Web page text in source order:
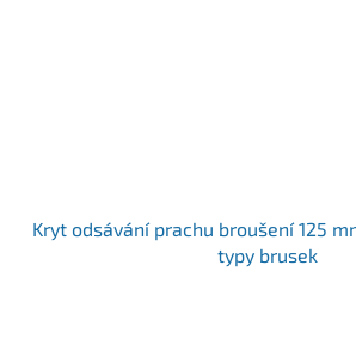
Kryt odsávání prachu broušení 125
typy brusek